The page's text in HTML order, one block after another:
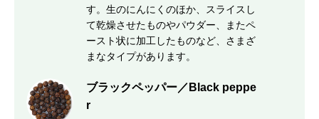
す。生のにんにくのほか、スライスし
て乾燥させたものやパウダー、またペ
ースト状に加工したものなど、さまざ
まなタイプがあります。
ブラックペッパー／Black peppe
r